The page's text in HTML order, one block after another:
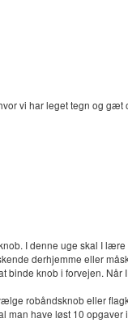
vi har leget tegn og
I denne uge skal I
derhjemme eller
binde knob i forvejen.
robåndsknob eller
man have løst 10 opgaver